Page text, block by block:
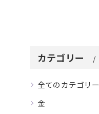
カテゴリー
全てのカテゴリー
金